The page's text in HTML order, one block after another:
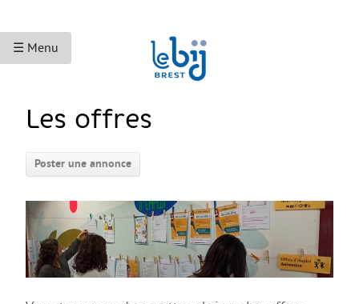
☰ Menu
ACCUEIL
Droits sociaux et services
Bourses et aides financières
Se déplacer
Droits du travail
Les offres
Poster une annonce